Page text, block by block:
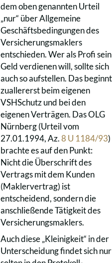
dem oben genannten Urteil
„nur“ über Allgemeine
Geschäftsbedingungen des
Versicherungsmaklers
entschieden. Wer als Profi sein
Geld verdienen will, sollte sich
auch so aufstellen. Das beginnt
zuallererst beim eigenen
VSHSchutz und bei den
eigenen Verträgen. Das OLG
Nürnberg (Urteil vom
27.01.1994, Az.8 U 1184/93)
brachte es auf den Punkt:
Nicht die Überschrift des
Vertrags mit dem Kunden
(Maklervertrag) ist
entscheidend, sondern die
anschließende Tätigkeit des
Versicherungsmaklers.
Auch diese „Kleinigkeit“ in der
Unterscheidung findet sich nur